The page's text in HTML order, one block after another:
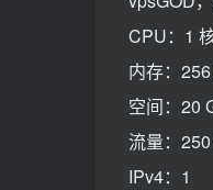
CPU：1
内存：
空间：20
流量：250
IPv4：1